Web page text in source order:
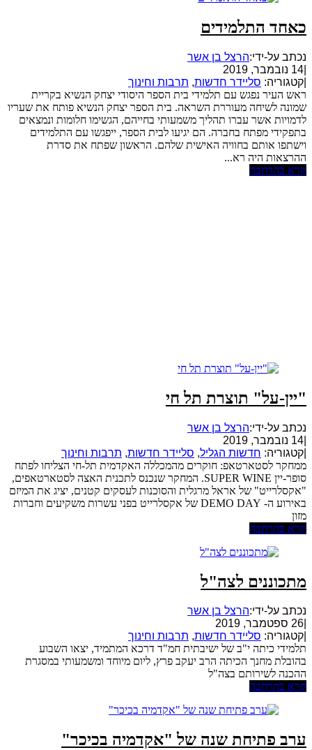
כאחד התלמידים
נכתב על-ידי:הרצל בן אשר
14 נובמבר, 2019
קטגוריה: סליידר חדשות, תרבות וחינוך
ראש העיר נפגש עם תלמידי בית הספר היסודי יצחק הנשיא בקריית
שמונה לשיחה מעוררת השראה. בית הספר יצחק הנשיא פותח את שעריו
לדמויות אשר עברו תהליך משמעותי בחייהם, הגשימו חלומות ונמצאים
בתפקידי מפתח בחברה. הם יגיעו לבית הספר, ייפגשו עם התלמידים
וישתפו אותם בחוויה האישית שלהם. הראשון שפתח את סדרת
ההרצאות היה רא...
קרא בהרחבה
"יין-על" תוצרת תל חי
נכתב על-ידי:הרצל בן אשר
14 נובמבר, 2019
קטגוריה: חדשות הגליל, סליידר חדשות, תרבות וחינוך
ממחקר לסטארטאפ: חוקרים מהמכללה האקדמית תל-חי הצליחו לפתח
סופר-יין SUPER WINE. המחקר שנכנס לתכנית האצה לסטארטאפים,
"אקסלרייט" של אראל מרגלית והסוכנות לעסקים קטנים, יציג את המיזם
באירוע ה- DEMO DAY של אקסלרייט בפני עשרות משקיעים וחברות
מזון
קרא בהרחבה
מתכוננים לצה"ל
נכתב על-ידי:הרצל בן אשר
26 ספטמבר, 2019
קטגוריה: סליידר חדשות, תרבות וחינוך
תלמידי כיתה י"ב של ישיבתית חמ"ד דרכא המתמיד, יצאו השבוע
בהובלת מחנך הכיתה הרב יעקב פרץ, ליום מיוחד ומשמעותי במסגרת
ההכנה לשירותם בצה"ל
קרא בהרחבה
ערב פתיחת שנה של "אקדמיה בכיכר"